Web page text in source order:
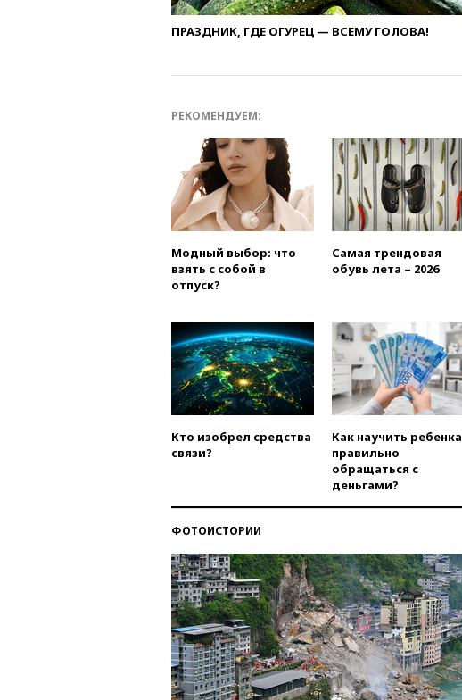
ПРАЗДНИК, ГДЕ ОГУРЕЦ — ВСЕМУ ГОЛОВА!
РЕКОМЕНДУЕМ:
Модный выбор: что
взять с собой в
отпуск?
Самая трендовая
обувь лета – 2026
Кто изобрел средства
связи?
Как научить ребенка
правильно
обращаться с
деньгами?
ФОТОИСТОРИИ